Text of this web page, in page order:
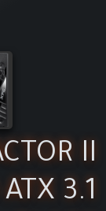
II
3.1